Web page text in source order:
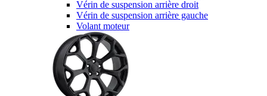
Vérin de suspension arrière droit
Vérin de suspension arrière gauche
Volant moteur